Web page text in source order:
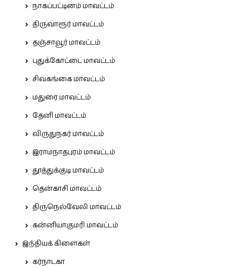
நாகப்பட்டினம் மாவட்டம்
திருவாரூர் மாவட்டம்
தஞ்சாவூர் மாவட்டம்
புதுக்கோட்டை மாவட்டம்
சிவகங்கை மாவட்டம்
மதுரை மாவட்டம்
தேனி மாவட்டம்
விருதுநகர் மாவட்டம்
இராமநாதபுரம் மாவட்டம்
தூத்துக்குடி மாவட்டம்
தென்காசி மாவட்டம்
திருநெல்வேலி மாவட்டம்
கன்னியாகுமரி மாவட்டம்
இந்தியக் கிளைகள்
கர்நாடகா